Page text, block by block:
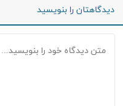
دیدگاهتان را بنویسید